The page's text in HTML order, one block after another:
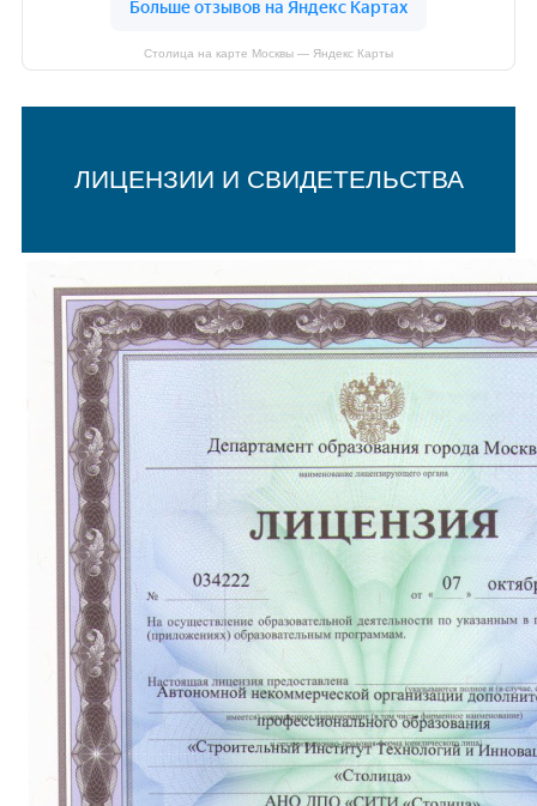
Столица на карте Москвы — Яндекс Карты
ЛИЦЕНЗИИ И СВИДЕТЕЛЬСТВА